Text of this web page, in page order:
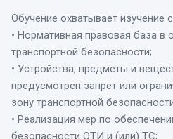
Обучение охватывает изучение
• Нормативная правовая база в
транспортной безопасности;
• Устройства, предметы и
предусмотрен запрет или
зону транспортной
• Реализация мер по
безопасности ОТИ и (или) ТС;